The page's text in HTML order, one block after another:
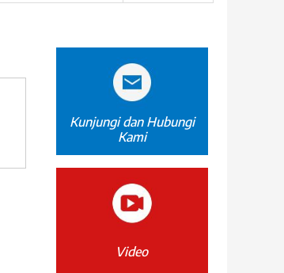
Kunjungi dan Hubungi
Kami
Video